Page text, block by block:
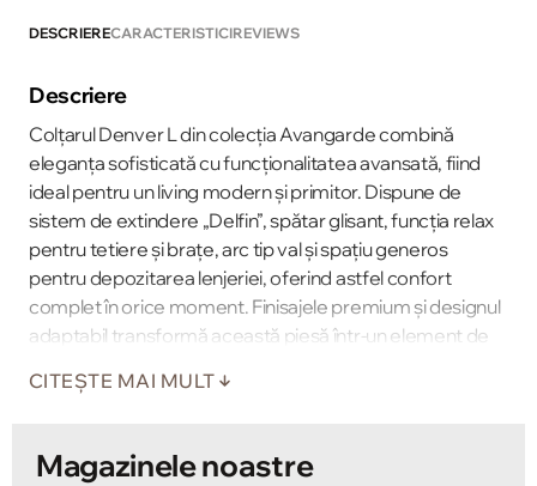
DESCRIERECARACTERISTICIREVIEWS
Descriere
Colţarul Denver L din colecţia Avangarde combină
eleganţa sofisticată cu funcţionalitatea avansată, fiind
ideal pentru un living modern şi primitor. Dispune de
sistem de extindere „Delfin”, spătar glisant, funcţia relax
pentru tetiere şi braţe, arc tip val şi spaţiu generos
pentru depozitarea lenjeriei, oferind astfel confort
complet în orice moment. Finisajele premium şi designul
adaptabil transformă această piesă într-un element de
organizat cu stil.
CITEȘTE MAI MULT
Magazinele noastre